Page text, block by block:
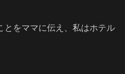
とをママに伝え、私はホテル